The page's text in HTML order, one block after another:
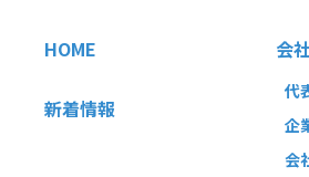
HOME
新着情報
会
代
企
会